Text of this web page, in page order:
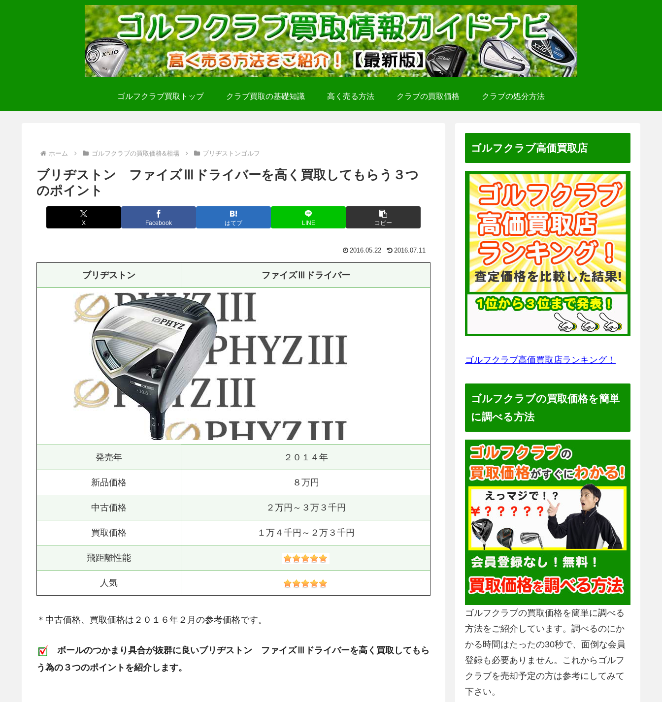
ゴルフクラブ買取トップ クラブ買取の基礎知識 高く売る方法 クラブの買取価格 クラブの処分方法
ホーム ゴルフクラブの買取価格&相場 ブリヂストンゴルフ
ブリヂストン ファイズⅢドライバーを高く買取してもらう３つ
のポイント
X Facebook はてブ LINE コピー
2016.05.22 2016.07.11
ブリヂストン ファイズⅢドライバー
発売年 ２０１４年
新品価格 ８万円
中古価格 ２万円～３万３千円
買取価格 １万４千円～２万３千円
飛距離性能
人気
＊中古価格、買取価格は２０１６年２月の参考価格です。
ボールのつかまり具合が抜群に良いブリヂストン ファイズⅢドライバーを高く買取してもら
う為の３つのポイントを紹介します。
ゴルフクラブ高価買取店
ゴルフクラブ高価買取店ランキング！
ゴルフクラブの買取価格を簡単
に調べる方法
ゴルフクラブの買取価格を簡単に調べる
方法をご紹介しています。調べるのにか
かる時間はたったの30秒で、面倒な会員
登録も必要ありません。これからゴルフ
クラブを売却予定の方は参考にしてみて
下さい。